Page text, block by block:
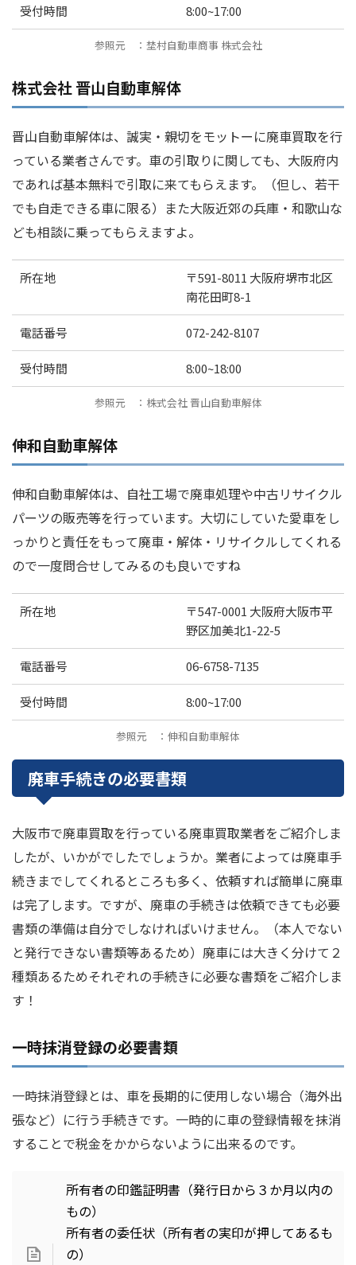
受付時間 8:00~17:00
参照元 ：埜村自動車商事 株式会社
株式会社 晋山自動車解体
晋山自動車解体は、誠実・親切をモットーに廃車買取を行
っている業者さんです。車の引取りに関しても、大阪府内
であれば基本無料で引取に来てもらえます。（但し、若干
でも自走できる車に限る）また大阪近郊の兵庫・和歌山な
ども相談に乗ってもらえますよ。
所在地
〒591-8011 大阪府堺市北区
南花田町8-1
電話番号 072-242-8107
受付時間 8:00~18:00
参照元 ：株式会社 晋山自動車解体
伸和自動車解体
伸和自動車解体は、自社工場で廃車処理や中古リサイクル
パーツの販売等を行っています。大切にしていた愛車をし
っかりと責任をもって廃車・解体・リサイクルしてくれる
ので一度問合せしてみるのも良いですね
所在地
〒547-0001 大阪府大阪市平
野区加美北1-22-5
電話番号 06-6758-7135
受付時間 8:00~17:00
参照元 ：伸和自動車解体
廃車手続きの必要書類
大阪市で廃車買取を行っている廃車買取業者をご紹介しま
したが、いかがでしたでしょうか。業者によっては廃車手
続きまでしてくれるところも多く、依頼すれば簡単に廃車
は完了します。ですが、廃車の手続きは依頼できても必要
書類の準備は自分でしなければいけません。（本人でない
と発行できない書類等あるため）廃車には大きく分けて２
種類あるためそれぞれの手続きに必要な書類をご紹介しま
す！
一時抹消登録の必要書類
一時抹消登録とは、車を長期的に使用しない場合（海外出
張など）に行う手続きです。一時的に車の登録情報を抹消
することで税金をかからないように出来るのです。
所有者の印鑑証明書（発行日から３か月以内の
もの）
所有者の委任状（所有者の実印が押してあるも
の）